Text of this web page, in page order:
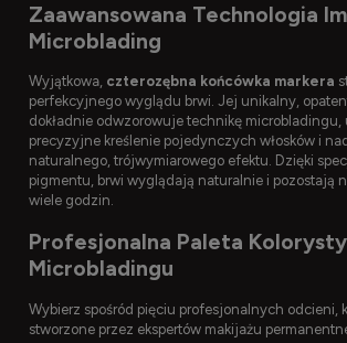
Zaawansowana Technologia
Microblading
Wyjątkowa, czterozębna końcówka markera
perfekcyjnego wyglądu brwi. Jej unikalny,
dokładnie odwzorowuje technikę microbladingu,
precyzyjne kreślenie pojedynczych włosków i
naturalnego, trójwymiarowego efektu. Dzięki
pigmentu, brwi wyglądają naturalnie i pozostają
wiele godzin.
Profesjonalna Paleta
Microbladingu
Wybierz spośród pięciu profesjonalnych odcieni,
stworzone przez ekspertów makijażu